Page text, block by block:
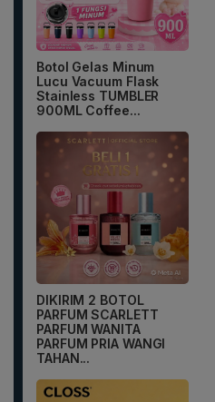
Botol Gelas Minum
Lucu Vacuum Flask
Stainless TUMBLER
900ML Coffee...
DIKIRIM 2 BOTOL
PARFUM SCARLETT
PARFUM WANITA
PARFUM PRIA WANGI
TAHAN...